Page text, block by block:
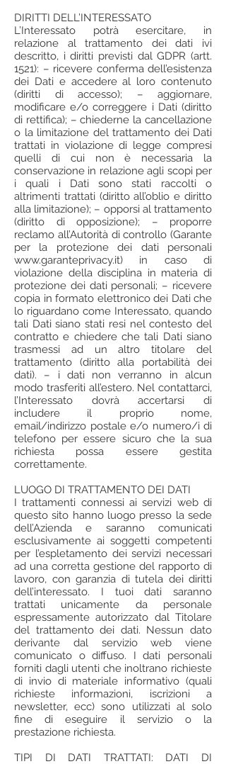
DIRITTI DELL’INTERESSATO
L’Interessato potrà esercitare, in
relazione al trattamento dei dati ivi
descritto, i diritti previsti dal GDPR (artt.
1521): – ricevere conferma dell’esistenza
dei Dati e accedere al loro contenuto
(diritti di accesso); – aggiornare,
modificare e/o correggere i Dati (diritto
di rettifica); – chiederne la cancellazione
o la limitazione del trattamento dei Dati
trattati in violazione di legge compresi
quelli di cui non è necessaria la
conservazione in relazione agli scopi per
i quali i Dati sono stati raccolti o
altrimenti trattati (diritto all’oblio e diritto
alla limitazione); – opporsi al trattamento
(diritto di opposizione); – proporre
reclamo all’Autorità di controllo (Garante
per la protezione dei dati personali
www.garanteprivacy.it) in caso di
violazione della disciplina in materia di
protezione dei dati personali; – ricevere
copia in formato elettronico dei Dati che
lo riguardano come Interessato, quando
tali Dati siano stati resi nel contesto del
contratto e chiedere che tali Dati siano
trasmessi ad un altro titolare del
trattamento (diritto alla portabilità dei
dati). – i dati non verranno in alcun
modo trasferiti all’estero. Nel contattarci,
l’Interessato dovrà accertarsi di
includere il proprio nome,
email/indirizzo postale e/o numero/i di
telefono per essere sicuro che la sua
richiesta possa essere gestita
correttamente.
LUOGO DI TRATTAMENTO DEI DATI
I trattamenti connessi ai servizi web di
questo sito hanno luogo presso la sede
dell’Azienda e saranno comunicati
esclusivamente ai soggetti competenti
per l’espletamento dei servizi necessari
ad una corretta gestione del rapporto di
lavoro, con garanzia di tutela dei diritti
dell’interessato. I tuoi dati saranno
trattati unicamente da personale
espressamente autorizzato dal Titolare
del trattamento dei dati. Nessun dato
derivante dal servizio web viene
comunicato o diffuso. I dati personali
forniti dagli utenti che inoltrano richieste
di invio di materiale informativo (quali
richieste informazioni, iscrizioni a
newsletter, ecc) sono utilizzati al solo
fine di eseguire il servizio o la
prestazione richiesta.
TIPI DI DATI TRATTATI: DATI DI